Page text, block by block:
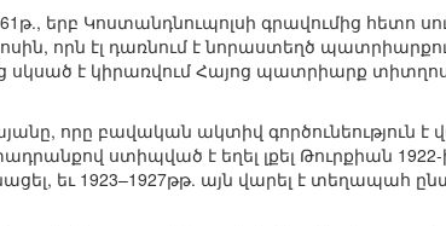
երբ Կոստանդնուպոլսի գրավումից հետո
որն էլ դառնում է նորաստեղծ
է կիրառվում Հայոց պատրիարք
որը բավական ակտիվ գործունեություն է
ստիպված է եղել լքել Թուրքիան
եւ 1923–1927թթ. այն վարել է տեղապահ